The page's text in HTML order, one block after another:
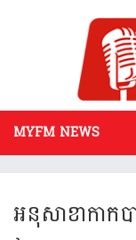
MYFM NEWS
អនុ​សា​ខា​កាក​